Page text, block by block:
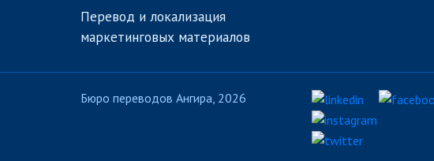
Перевод и локализация
маркетинговых материалов
Бюро переводов Ангира, 2026